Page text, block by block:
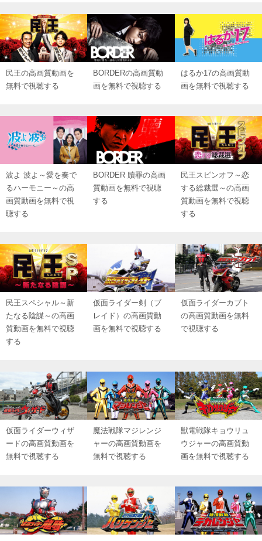
民王の高画質動画を
無料で視聴する
BORDERの高画質動
画を無料で視聴する
はるか17の高画質動
画を無料で視聴する
波よ 波よ～愛を奏で
るハーモニー～の高
画質動画を無料で視
聴する
BORDER 贖罪の高画
質動画を無料で視聴
する
民王スピンオフ～恋
する総裁選～の高画
質動画を無料で視聴
する
民王スペシャル～新
たなる陰謀～の高画
質動画を無料で視聴
する
仮面ライダー剣（ブ
レイド）の高画質動
画を無料で視聴する
仮面ライダーカブト
の高画質動画を無料
で視聴する
仮面ライダーウィザ
ードの高画質動画を
無料で視聴する
魔法戦隊マジレンジ
ャーの高画質動画を
無料で視聴する
獣電戦隊キョウリュ
ウジャーの高画質動
画を無料で視聴する